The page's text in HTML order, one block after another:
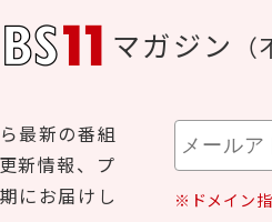
マガジン
最新の番組
新情報、プ
にお届けし
※ドメイン指